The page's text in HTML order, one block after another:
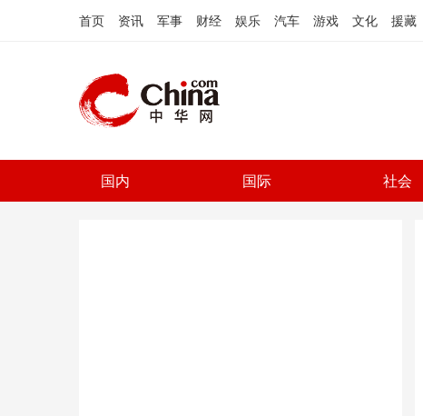
首页 资讯 军事 财经 娱乐 汽车 游戏 文化 援藏
国内 国际 社会